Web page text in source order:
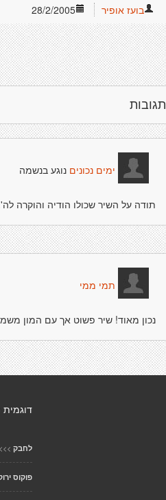
28/2/2005 בועז אופיר
תגובות
ימים נכונים נוגע בנשמה
תודה על השיר שכולו הודיה והוקרה
תמי ממי
נכון מאוד! שיר פשוט אך עם המון
דוגמית
לחבק >>>
פוקוס